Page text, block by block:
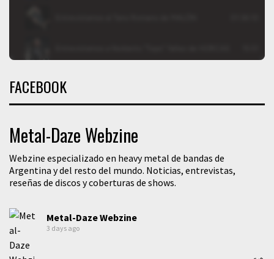
FACEBOOK
Metal-Daze Webzine
Webzine especializado en heavy metal de bandas de
Argentina y del resto del mundo. Noticias, entrevistas,
reseñas de discos y coberturas de shows.
Metal-Daze Webzine
3 days ago